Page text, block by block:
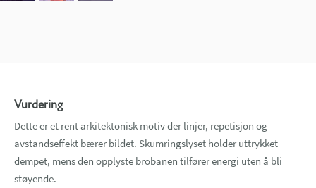
Vurdering
Dette er et rent arkitektonisk motiv der linjer, repetisjon og
avstandseffekt bærer bildet. Skumringslyset holder uttrykket
dempet, mens den opplyste brobanen tilfører energi uten å bli
støyende.